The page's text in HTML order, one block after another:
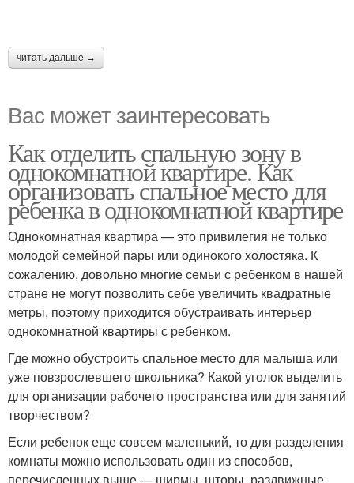
читать дальше →
Вас может заинтересовать
Как отделить спальную зону в
однокомнатной квартире. Как
организовать спальное место для
ребенка в однокомнатной квартире
Однокомнатная квартира — это привилегия не только
молодой семейной пары или одинокого холостяка. К
сожалению, довольно многие семьи с ребенком в нашей
стране не могут позволить себе увеличить квадратные
метры, поэтому приходится обустраивать интерьер
однокомнатной квартиры с ребенком.
Где можно обустроить спальное место для малыша или
уже повзрослевшего школьника? Какой уголок выделить
для организации рабочего пространства или для занятий
творчеством?
Если ребенок еще совсем маленький, то для разделения
комнаты можно использовать один из способов,